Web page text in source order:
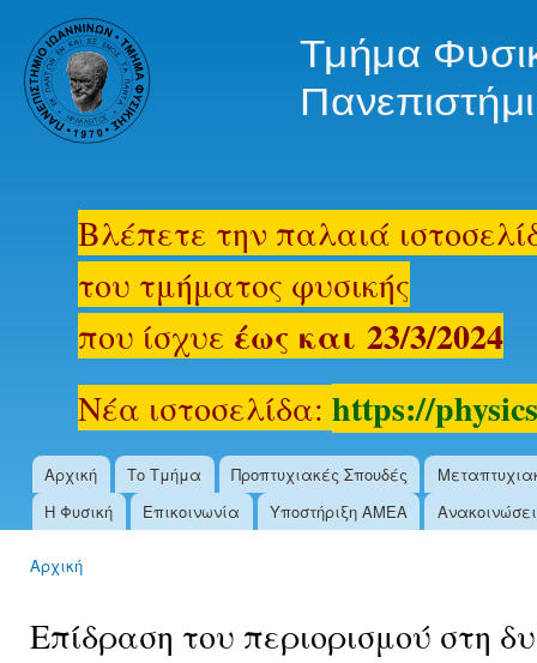
oldsite.physics.uoi.gr
Βλέπετε την παλαιά
του τμήματος φυσικής
που ίσχυε έως και 23/3/2024
Νέα ιστοσελίδα:https://
Main menu
Αρχική Το Τμήμα Προπτυχιακές Σπουδές
Η Φυσική
Επικοινωνία Υποστήριξη ΑΜΕΑ
Αρχική
Επίδραση του περιορισμού στη